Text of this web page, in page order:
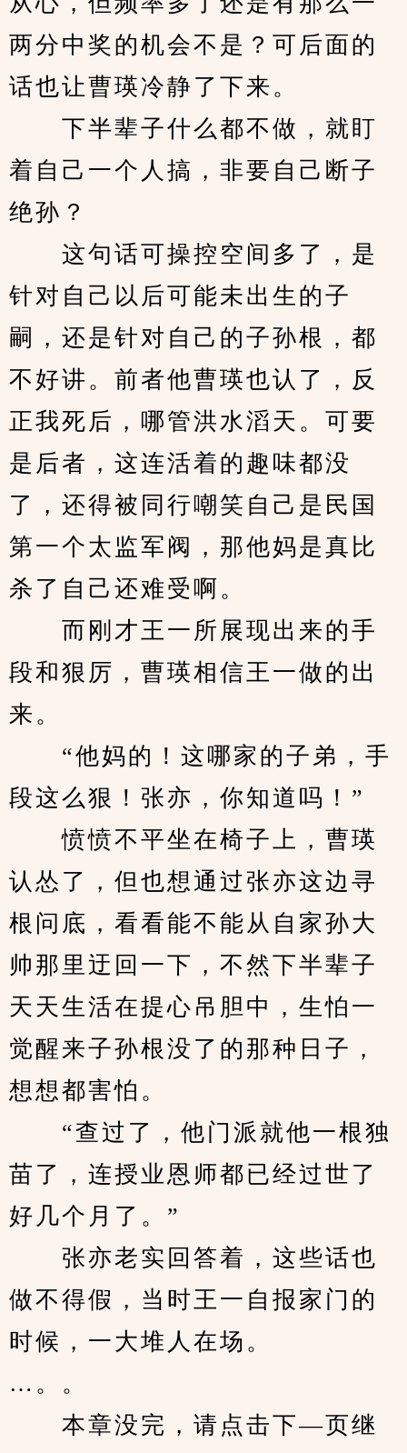
两分中奖的机会不是？可后面的
话也让曹瑛冷静了下来。
下半辈子什么都不做，就盯
着自己一个人搞，非要自己断子
绝孙？
这句话可操控空间多了，是
针对自己以后可能未出生的子
嗣，还是针对自己的子孙根，都
不好讲。前者他曹瑛也认了，反
正我死后，哪管洪水滔天。可要
是后者，这连活着的趣味都没
了，还得被同行嘲笑自己是民国
第一个太监军阀，那他妈是真比
杀了自己还难受啊。
而刚才王一所展现出来的手
段和狠厉，曹瑛相信王一做的出
来。
“他妈的！这哪家的子弟，手
段这么狠！张亦，你知道吗！”
愤愤不平坐在椅子上，曹瑛
认怂了，但也想通过张亦这边寻
根问底，看看能不能从自家孙大
帅那里迂回一下，不然下半辈子
天天生活在提心吊胆中，生怕一
觉醒来子孙根没了的那种日子，
想想都害怕。
“查过了，他门派就他一根独
苗了，连授业恩师都已经过世了
好几个月了。”
张亦老实回答着，这些话也
做不得假，当时王一自报家门的
时候，一大堆人在场。
…。。
本章没完，请点击下—页继